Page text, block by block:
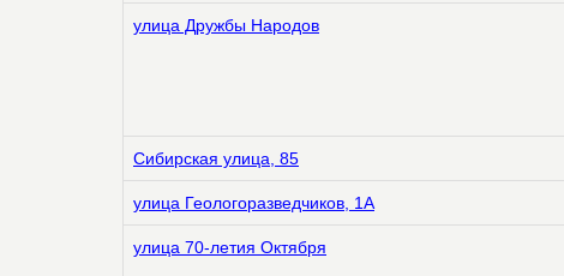
улица Дружбы Народов
Сибирская улица, 85
улица Геологоразведчиков, 1А
улица 70-летия Октября